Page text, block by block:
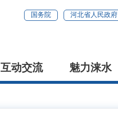
国务院 河北省人民政府
互动交流 魅力涞水